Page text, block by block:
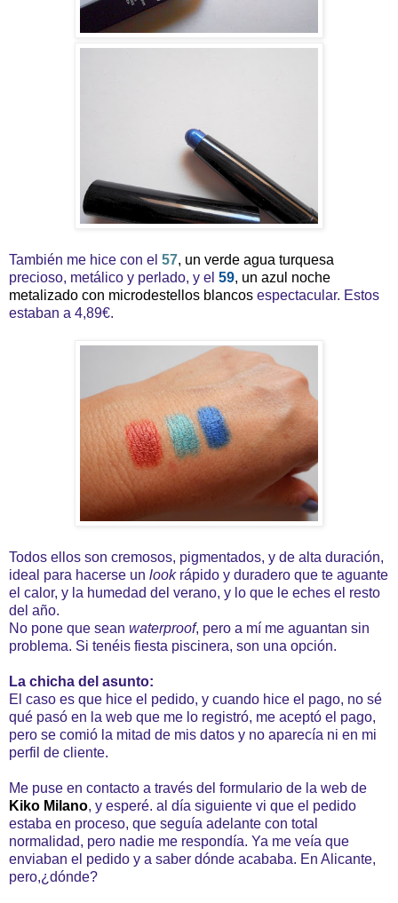
También me hice con el 57, un verde agua turquesa
precioso, metálico y perlado, y el 59, un azul noche
metalizado con microdestellos blancos espectacular. Estos
estaban a 4,89€.
Todos ellos son cremosos, pigmentados, y de alta duración,
ideal para hacerse un lookrápido y duradero que te aguante
el calor, y la humedad del verano, y lo que le eches el resto
del año.
No pone que sean waterproof, pero a mí me aguantan sin
problema. Si tenéis fiesta piscinera, son una opción.
La chicha del asunto:
El caso es que hice el pedido, y cuando hice el pago, no sé
qué pasó en la web que me lo registró, me aceptó el pago,
pero se comió la mitad de mis datos y no aparecía ni en mi
perfil de cliente.
Me puse en contacto a través del formulario de la web de
Kiko Milano, y esperé. al día siguiente vi que el pedido
estaba en proceso, que seguía adelante con total
normalidad, pero nadie me respondía. Ya me veía que
enviaban el pedido y a saber dónde acababa. En Alicante,
pero,¿dónde?